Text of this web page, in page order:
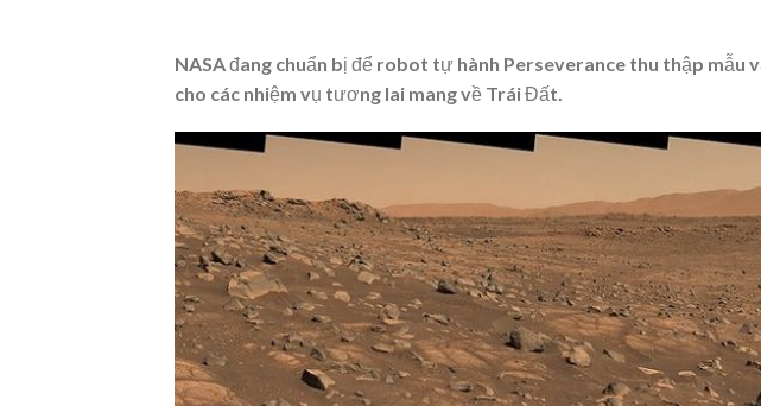
NASA đang chuẩn bị để robot tự hành Perseverance thu thập mẫu
cho các nhiệm vụ tương lai mang về Trái Đất.